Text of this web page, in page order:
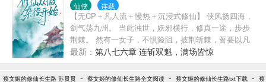
仙侠 连载
【无CP＋凡人流＋慢热＋沉浸式修仙】 侠风扬四海，
剑气荡九州。 当此浊世，妖邪横行，修真一途，步步
荆棘。 然有一女子，不惧险阻，披荆斩棘，誓要以凡
人之躯，辟通天大道。 正所谓： 修的是逍遥真仙，求
的是超然之道，然人心魍魉，局势诡谲，任尔惊才绝
艳、天赋异禀，难逃尘网樊笼。 悟的是清净本心，守
最新： 第八七六章 连斩双魁，满场皆惊
蔡文姬的修仙长生路 苏贯贯 - 蔡文姬的修仙长生路全文阅读 - 蔡文姬的修仙长生路txt下载 - 蔡